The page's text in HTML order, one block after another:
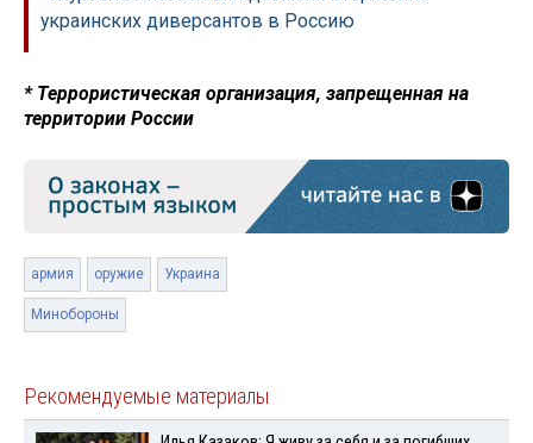
украинских диверсантов в Россию
* Террористическая организация, запрещенная на
территории России
армия оружие Украина
Минобороны
Рекомендуемые материалы